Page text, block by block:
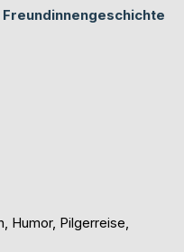
Humor, Pilgerreise,